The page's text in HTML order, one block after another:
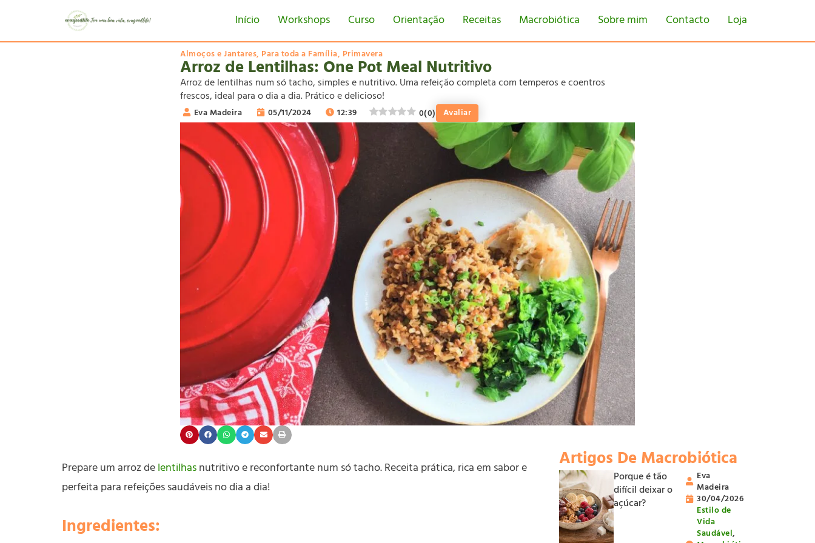
Início Workshops Curso Orientação Receitas Macrobiótica Sobre mim Contacto Loja
Almoços e Jantares, Para toda a Família, Primavera
Arroz de Lentilhas: One Pot Meal Nutritivo
Arroz de lentilhas num só tacho, simples e nutritivo. Uma refeição completa com temperos e coentros
frescos, ideal para o dia a dia. Prático e delicioso!
Eva Madeira 05/11/2024 12:39 0(0) Avaliar
Prepare um arroz delentilhasnutritivo e reconfortante num só tacho. Receita prática, rica em sabor e
perfeita para refeições saudáveis no dia a dia!
Ingredientes:
Artigos De Macrobiótica
Porque é tão
difícil deixar o
açúcar?
Eva
Madeira
30/04/2026
Estilo de
Vida
Saudável,